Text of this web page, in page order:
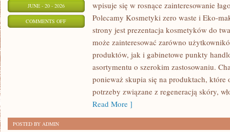
JUNE - 20 - 2026
COMMENTS OFFON
wpisuje się w rosnące zainteresowanie
Polecamy Kosmetyki zero waste i Eko-
strony jest prezentacja kosmetyków do
może zainteresować zarówno
produktów, jak i gabinetowe punkty
asortymentu o szerokim zastosowaniu.
ponieważ skupia się na produktach, które
potrzeby związane z regeneracją skóry,
Read More ]
POSTED BY ADMIN